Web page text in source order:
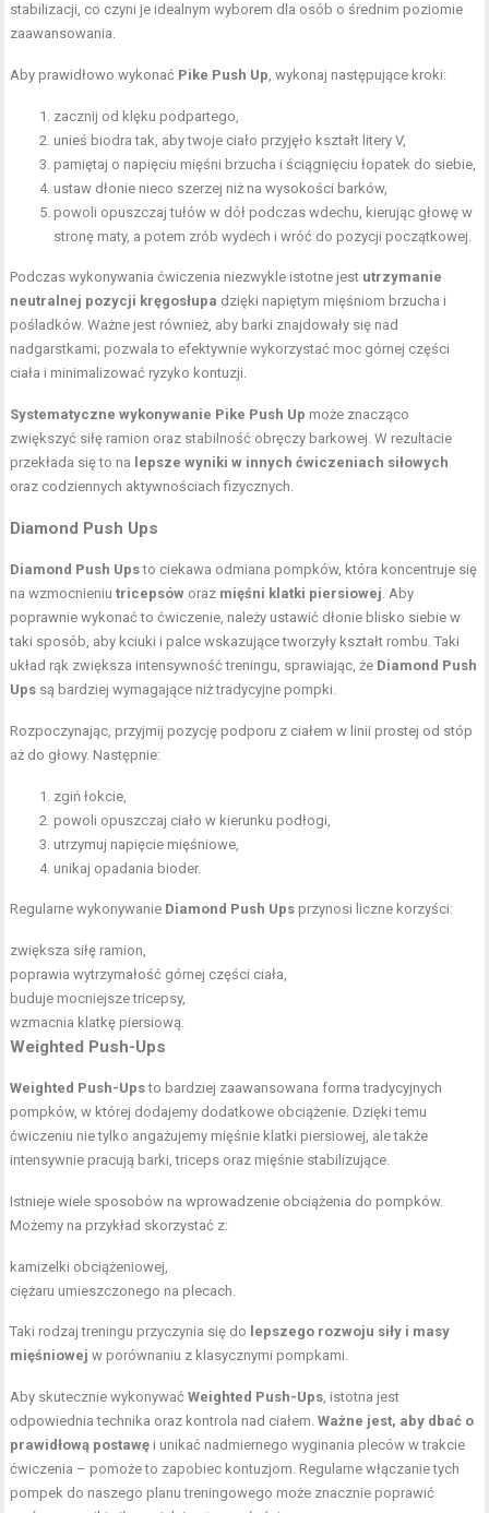
stabilizacji, co czyni je idealnym wyborem dla osób o średnim poziomie
zaawansowania.
Aby prawidłowo wykonać Pike Push Up, wykonaj następujące kroki:
zacznij od klęku podpartego,
unieś biodra tak, aby twoje ciało przyjęło kształt litery V,
pamiętaj o napięciu mięśni brzucha i ściągnięciu łopatek do siebie,
ustaw dłonie nieco szerzej niż na wysokości barków,
powoli opuszczaj tułów w dół podczas wdechu, kierując głowę w
stronę maty, a potem zrób wydech i wróć do pozycji początkowej.
Podczas wykonywania ćwiczenia niezwykle istotne jest utrzymanie
neutralnej pozycji kręgosłupa dzięki napiętym mięśniom brzucha i
pośladków. Ważne jest również, aby barki znajdowały się nad
nadgarstkami; pozwala to efektywnie wykorzystać moc górnej części
ciała i minimalizować ryzyko kontuzji.
Systematyczne wykonywanie Pike Push Up może znacząco
zwiększyć siłę ramion oraz stabilność obręczy barkowej. W rezultacie
przekłada się to na lepsze wyniki w innych ćwiczeniach siłowych
oraz codziennych aktywnościach fizycznych.
Diamond Push Ups
Diamond Push Upsto ciekawa odmiana pompków, która koncentruje się
na wzmocnieniutricepsów oraz mięśni klatki piersiowej. Aby
poprawnie wykonać to ćwiczenie, należy ustawić dłonie blisko siebie w
taki sposób, aby kciuki i palce wskazujące tworzyły kształt rombu. Taki
układ rąk zwiększa intensywność treningu, sprawiając, że Diamond Push
Ups są bardziej wymagające niż tradycyjne pompki.
Rozpoczynając, przyjmij pozycję podporu z ciałem w linii prostej od stóp
aż do głowy. Następnie:
zgiń łokcie,
powoli opuszczaj ciało w kierunku podłogi,
utrzymuj napięcie mięśniowe,
unikaj opadania bioder.
Regularne wykonywanie Diamond Push Ups przynosi liczne korzyści:
zwiększa siłę ramion,
poprawia wytrzymałość górnej części ciała,
buduje mocniejsze tricepsy,
wzmacnia klatkę piersiową.
Weighted Push-Ups
Weighted Push-Upsto bardziej zaawansowana forma tradycyjnych
pompków, w której dodajemy dodatkowe obciążenie. Dzięki temu
ćwiczeniu nie tylko angażujemy mięśnie klatki piersiowej, ale także
intensywnie pracują barki, triceps oraz mięśnie stabilizujące.
Istnieje wiele sposobów na wprowadzenie obciążenia do pompków.
Możemy na przykład skorzystać z:
kamizelki obciążeniowej,
ciężaru umieszczonego na plecach.
Taki rodzaj treningu przyczynia się do lepszego rozwoju siły i masy
mięśniowej w porównaniu z klasycznymi pompkami.
Aby skutecznie wykonywaćWeighted Push-Ups, istotna jest
odpowiednia technika oraz kontrola nad ciałem.Ważne jest, aby dbać o
prawidłową postawę i unikać nadmiernego wyginania pleców w trakcie
ćwiczenia – pomoże to zapobiec kontuzjom. Regularne włączanie tych
pompek do naszego planu treningowego może znacznie poprawić